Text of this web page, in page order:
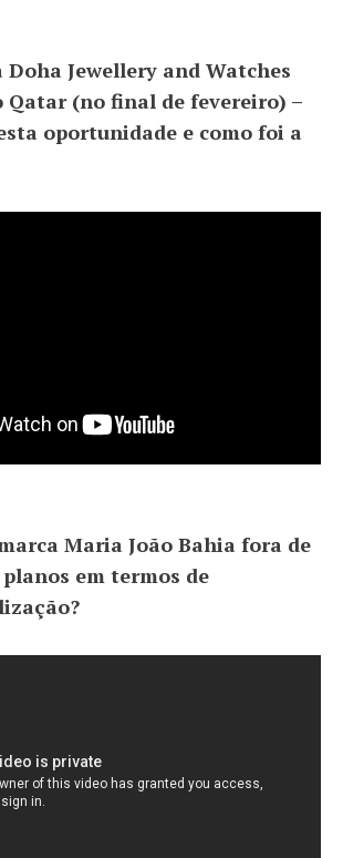
Jewellery and Watches
Qatar (no final de fevereiro) –
oportunidade e como foi a
Maria João Bahia fora de
em termos de